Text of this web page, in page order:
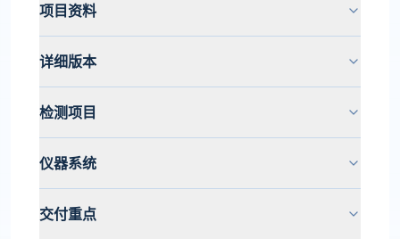
项目资料
详细版本
检测项目
仪器系统
交付重点